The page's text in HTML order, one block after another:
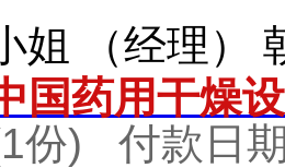
姐 （经理）
国药用干燥
份) 付款日